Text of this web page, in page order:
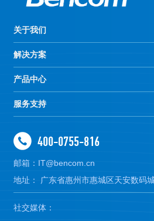
关于我们
解决方案
产品中心
服务支持
400-0755-816
邮箱：IT@bencom.cn
地址： 广东省惠州市惠城区天安数码
社交媒体：